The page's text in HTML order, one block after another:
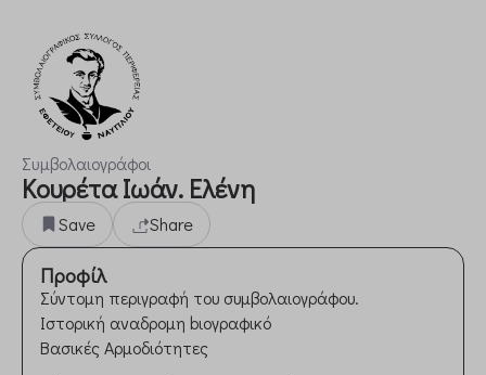
Συμβολαιογράφοι
Κουρέτα Ιωάν. Ελένη
Save Share
Προφίλ
Σύντομη περιγραφή του συμβολαιογράφου.
Ιστορική αναδρομη bιογραφικό
Βασικές Αρμοδιότητες